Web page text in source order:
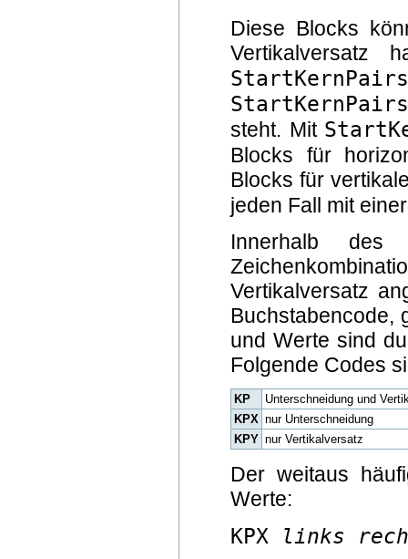
Diese Blocks
Vertikalversatz
steht. Mit
Blocks für
Blocks für
jeden Fall mit
Innerhalb
Vertikalversatz
Buchstabencode,
und Werte sind
Folgende Codes
KP
Unterschneidung und
KPX nur Unterschneidung
KPY nur Vertikalversatz
Der weitaus
Werte:
KPX links